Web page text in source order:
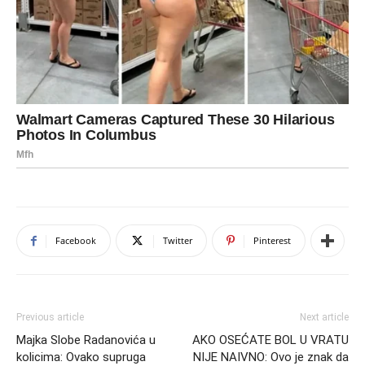
Facebook Twitter Pinterest
Previous article
Majka Slobe Radanovića u
kolicima: Ovako supruga
Next article
AKO OSEĆATE BOL U VRATU
NIJE NAIVNO: Ovo je znak da